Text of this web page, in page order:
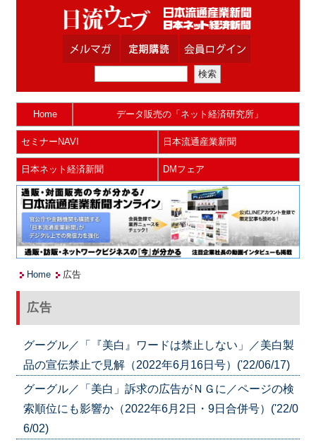
Home データ販売の「ネット経済研究所」
セミナーNAVI 日本流通産業新聞
日本ネット経済新聞 DMフェア
Home 広告
広告
グーグル／「『美白』ワードは禁止しない」／美白製
品の宣伝禁止で見解（2022年6月16日号）('22/06/17)
グーグル／「美白」訴求の広告がＮＧに／ページの検
索順位にも影響か（2022年6月2日・9日合併号）('22/0
6/02)